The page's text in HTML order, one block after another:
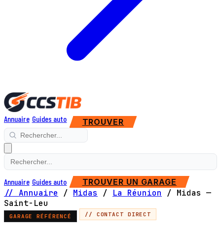
Annuaire Guides auto TROUVER
Annuaire Guides auto TROUVER UN GARAGE
// Annuaire / Midas / La Réunion / Midas —
Saint-Leu
GARAGE RÉFÉRENCÉ // CONTACT DIRECT